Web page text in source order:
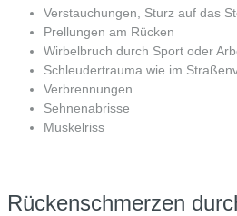
Verstauchungen, Sturz auf das
Prellungen am Rücken
Wirbelbruch durch Sport oder
Schleudertrauma wie im
Verbrennungen
Sehnenabrisse
Muskelriss
Rückenschmerzen